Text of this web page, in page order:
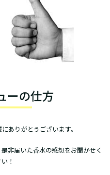
ーの仕方
ありがとうございます。
非届いた香水の感想をお聞かせく
！